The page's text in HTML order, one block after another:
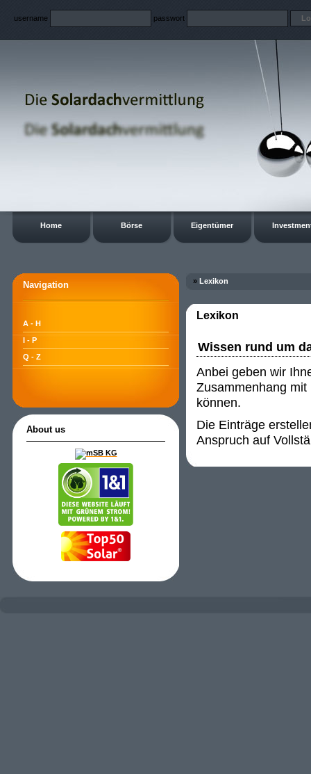
username passwort
Home Börse Eigentümer
Navigation
A - H
I - P
Q - Z
About us
» Lexikon
Lexikon
Wissen rund um
Anbei geben wir
Zusammenhang
können.
Die Einträge
Anspruch auf